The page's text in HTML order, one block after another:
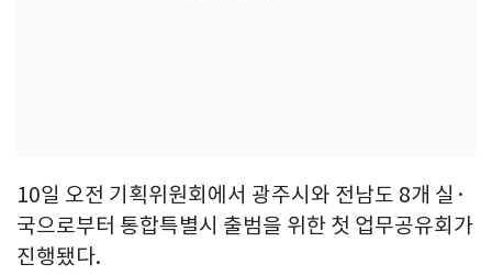
10일 오전 기획위원회에서 광주시와 전남도 8개 실·
국으로부터 통합특별시 출범을 위한 첫 업무공유회가
진행됐다.